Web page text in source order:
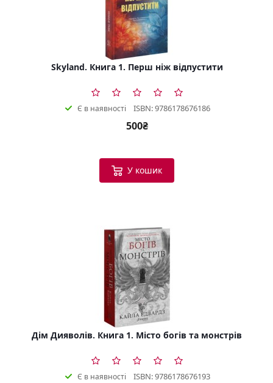
Skyland. Книга 1. Перш ніж відпустити
Є в наявності ISBN: 9786178676186
500₴
У кошик
Дім Дияволів. Книга 1. Місто богів та монстрів
Є в наявності ISBN: 9786178676193